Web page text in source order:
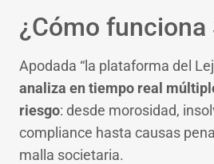
¿Cómo funciona
Apodada “la plataforma del
analiza en tiempo real
riesgo: desde morosidad,
compliance hasta causas
malla societaria.